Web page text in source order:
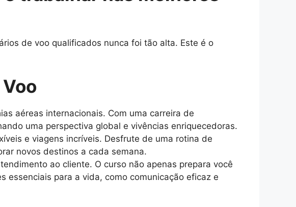
de voo qualificados nunca foi tão alta. Este é o
aéreas internacionais. Com uma carreira de
uma perspectiva global e vivências enriquecedoras.
e viagens incríveis. Desfrute de uma rotina de
novos destinos a cada semana.
ao cliente. O curso não apenas prepara você
para a vida, como comunicação eficaz e